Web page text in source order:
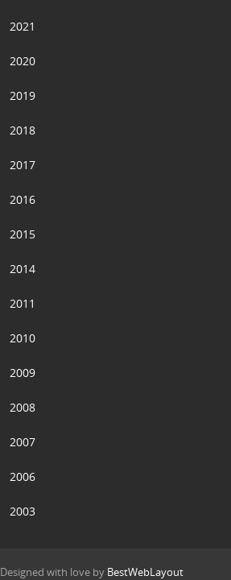
2021
2020
2019
2018
2017
2016
2015
2014
2011
2010
2009
2008
2007
2006
2003
Designed with love by BestWebLayout